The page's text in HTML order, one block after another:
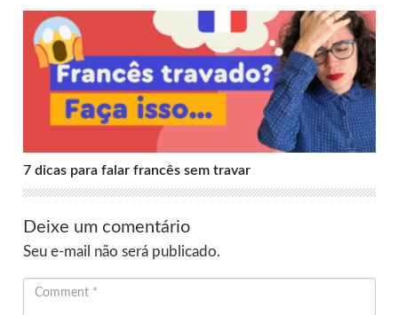
7 dicas para falar francês sem travar
7 dicas para falar francês sem travar
Deixe um comentário
Seu e-mail não será publicado.